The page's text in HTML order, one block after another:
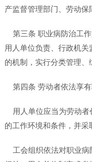
产监督管理部门、劳动保
第三条 职业病防治工
用人单位负责、行政机
的机制，实行分类管理、
第四条 劳动者依法享有
用人单位应当为劳动者
的工作环境和条件，并采
工会组织依法对职业病